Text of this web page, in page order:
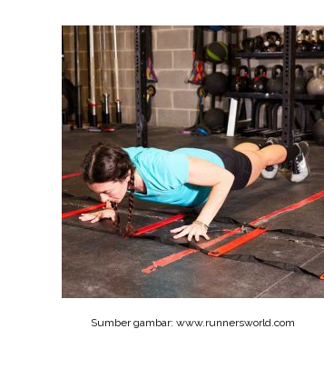
Sumber gambar: www.runnersworld.com